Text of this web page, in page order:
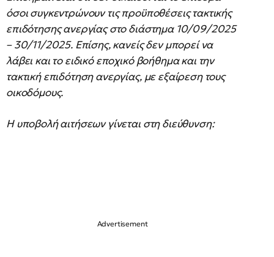
όσοι συγκεντρώνουν τις προϋποθέσεις τακτικής
επιδότησης ανεργίας στο διάστημα 10/09/2025
– 30/11/2025. Επίσης, κανείς δεν μπορεί να
λάβει και το ειδικό εποχικό βοήθημα και την
τακτική επιδότηση ανεργίας, με εξαίρεση τους
οικοδόμους.
Η υποβολή αιτήσεων γίνεται στη διεύθυνση: